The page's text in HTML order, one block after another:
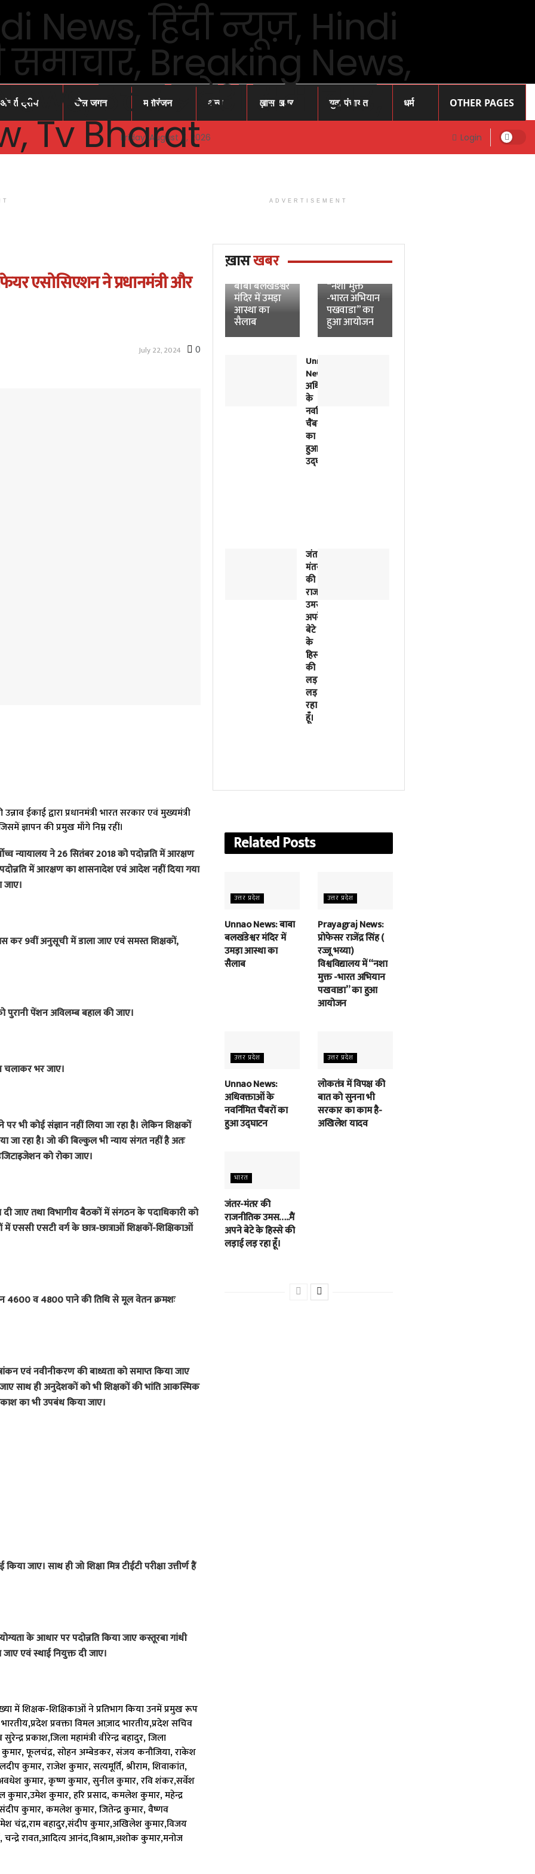
अंतर्राष्ट्रीय खेल जगत मनोरंजन अन्य ख़ास खबर युवा पंचायत धर्म OTHER PAGES
Friday, August 7, 2026 Login
एसोसिएशन ने प्रधानमंत्री और
July 22, 2024 0
ईकाई द्वारा प्रधानमंत्री भारत सरकार एवं मुख्यमंत्री
ज्ञापन की प्रमुख माँगे निम्न रहीं।
न्यायालय ने 26 सितंबर 2018 को पदोन्नति में आरक्षण
में आरक्षण का शासनादेश एवं आदेश नहीं दिया गया
कर 9वीं अनुसूची में डाला जाए एवं समस्त शिक्षकों,
पुरानी पेंशन अविलम्ब बहाल की जाए।
चलाकर भर जाए।
भी कोई संज्ञान नहीं लिया जा रहा है। लेकिन शिक्षकों
रहा है। जो की बिल्कुल भी न्याय संगत नहीं है अतः
को रोका जाए।
जाए तथा विभागीय बैठकों में संगठन के पदाधिकारी को
एसटी वर्ग के छात्र-छात्राओं शिक्षकों-शिक्षिकाओं
4600 व 4800 पाने की तिथि से मूल वेतन क्रमशः
एवं नवीनीकरण की बाध्यता को समाप्त किया जाए
साथ ही अनुदेशकों को भी शिक्षकों की भांति आकस्मिक
का भी उपबंध किया जाए।
जाए। साथ ही जो शिक्षा मित्र टीईटी परीक्षा उत्तीर्ण हैं
के आधार पर पदोन्नति किया जाए कस्तूरबा गांधी
एवं स्थाई नियुक्त दी जाए।
में शिक्षक-शिक्षिकाओं ने प्रतिभाग किया उनमें प्रमुख रूप
प्रवक्ता विमल आज़ाद भारतीय,प्रदेश सचिव
प्रकाश,जिला महामंत्री वीरेन्द्र बहादुर, जिला
कुमार, फूलचंद्र, सोहन अम्बेडकर, संजय कनौजिया, राकेश
कुमार, राजेश कुमार, सत्यमूर्ति, श्रीराम, शिवाकांत,
अवधेश कुमार, कृष्ण कुमार, सुनील कुमार, रवि शंकर,सर्वेश
कुमार, हरि प्रसाद, कमलेश कुमार, महेन्द्र
कुमार, कमलेश कुमार, जितेन्द्र कुमार, वैष्णव
चंद्र,राम बहादुर,संदीप कुमार,अखिलेश कुमार,विजय
चन्द्रे रावत,आदित्य आनंद,विश्राम,अशोक कुमार,मनोज
ADVERTISEMENT
ख़ासखबर
बाबा बलखंडेश्वर
मंदिर में उमड़ा
आस्था का
सैलाब
रज्जू भय्या)
“नशा मुक्त
-भारत अभियान
पखवाडा” का
हुआ आयोजन
Unnao
News:
अधिवक्ताओं
के
नवर्निमित
चैंबरों
का
हुआ
उद्घाटन
जंतर-
मंतर
की
राजनीतिक
उमस…..मैं
अपने
बेटे
के
हिस्से
की
लड़ाई
लड़
रहा
हूँ।
RelatedPosts
उत्तर प्रदेश
Unnao News: बाबा
बलखंडेश्वर मंदिर में
उमड़ा आस्था का
सैलाब
उत्तर प्रदेश
Prayagraj News:
प्रोफेसर राजेंद्र सिंह (
रज्जू भय्या)
विश्वविद्यालय में “नशा
मुक्त -भारत अभियान
पखवाडा” का हुआ
आयोजन
उत्तर प्रदेश
Unnao News:
अधिवक्ताओं के
नवर्निमित चैंबरों का
हुआ उद्घाटन
उत्तर प्रदेश
लोकतंत्र में विपक्ष की
बात को सुनना भी
सरकार का काम है-
अखिलेश यादव
भारत
जंतर-मंतर की
राजनीतिक उमस…..मैं
अपने बेटे के हिस्से की
लड़ाई लड़ रहा हूँ।